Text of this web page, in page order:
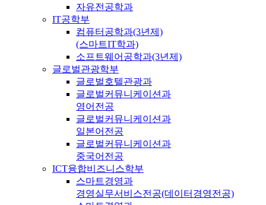
자유전공학과
IT공학부
컴퓨터공학과(3년제)
(스마트IT학과)
소프트웨어공학과(3년제)
글로벌관광학부
글로벌호텔관광과
글로벌커뮤니케이션과
영어전공
글로벌커뮤니케이션과
일본어전공
글로벌커뮤니케이션과
중국어전공
ICT융합비즈니스학부
스마트경영과
경영실무서비스전공(데이터경영전공)